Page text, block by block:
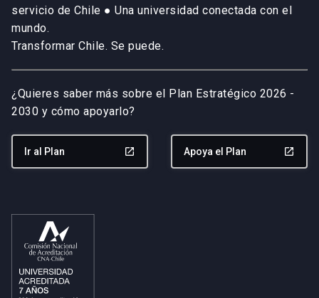
servicio de Chile ● Una universidad conectada con el
mundo.
Transformar Chile. Se puede.
¿Quieres saber más sobre el Plan Estratégico 2026 -
2030 y cómo apoyarlo?
Ir al Plan launch Apoya el Plan launch